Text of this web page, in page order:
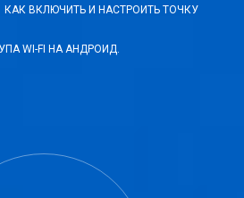
ВКЛЮЧИТЬ И НАСТРОИТЬ ТОЧКУ
WI-FI НА АНДРОИД.